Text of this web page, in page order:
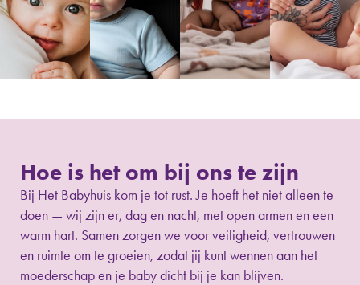
Hoe is het om bij ons te zijn
Bij Het Babyhuis kom je tot rust. Je hoeft het niet alleen te
doen — wij zijn er, dag en nacht, met open armen en een
warm hart. Samen zorgen we voor veiligheid, vertrouwen
en ruimte om te groeien, zodat jij kunt wennen aan het
moederschap en je baby dicht bij je kan blijven.